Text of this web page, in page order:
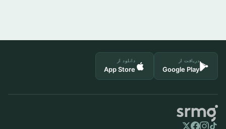
دریافت از
Google Play
دانلود از
App Store